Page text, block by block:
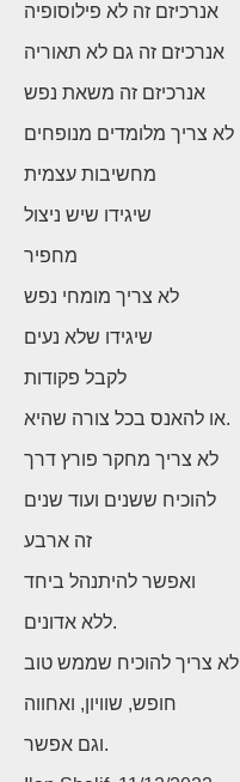
אנרכיזם זה לא פילוסופיה
אנרכיזם זה גם לא תאוריה
אנרכיזם זה משאת נפש
לא צריך מלומדים מנופחים
מחשיבות עצמית
שיגידו שיש ניצול
מחפיר
לא צריך מומחי נפש
שיגידו שלא נעים
לקבל פקודות
או להאנס בכל צורה שהיא.
לא צריך מחקר פורץ דרך
להוכיח ששנים ועוד שנים
זה ארבע
ואפשר להיתנהל ביחד
ללא אדונים.
לא צריך להוכיח שממש טוב
חופש, שוויון, ואחווה
וגם אפשר.